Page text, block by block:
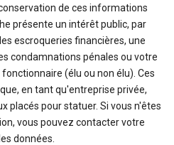
de ces informations
présente un intérêt public, par
escroqueries financières, une
condamnations pénales ou votre
(élu ou non élu). Ces
en tant qu'entreprise privée,
placés pour statuer. Si vous n'êtes
vous pouvez contacter votre
données.